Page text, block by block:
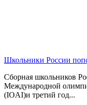
Школьники России
Сборная школьников
Международной
(IOAI)и третий год...